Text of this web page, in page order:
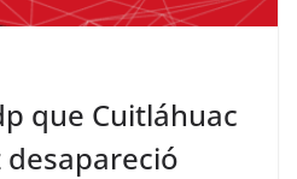
que Cuitláhuac
desapareció